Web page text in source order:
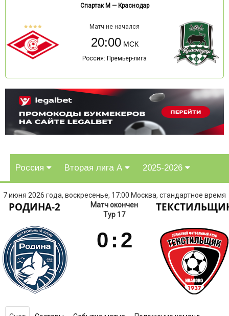
Спартак М — Краснодар
Матч не начался
20:00
Россия: Премьер-лига
Россия Вторая лига А 2025-2026
7 июня 2026 года, воскресенье, 17:00 Москва, стандартное время
РОДИНА-2
Матч окончен
Тур 17
0 : 2